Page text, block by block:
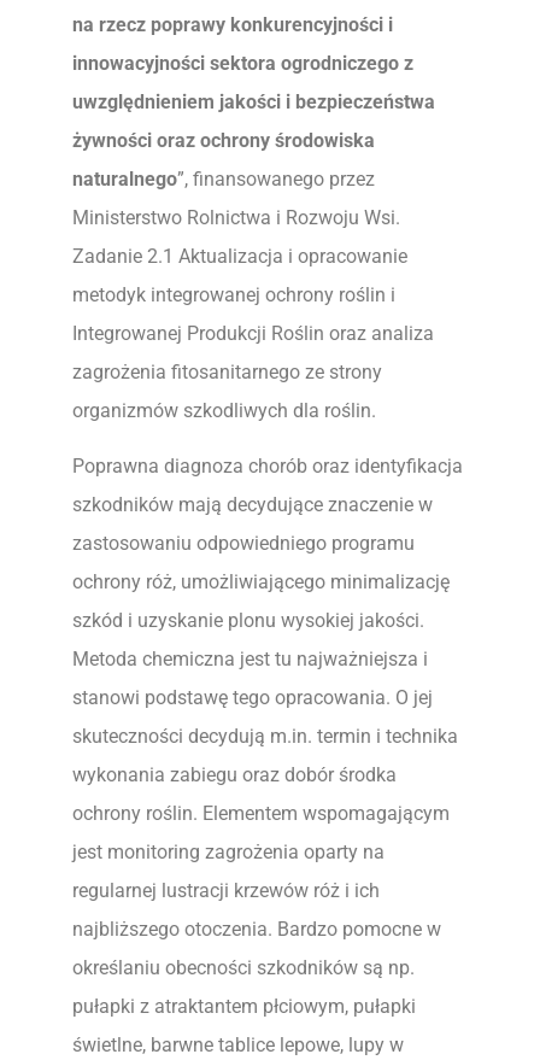
na rzecz poprawy konkurencyjności i
innowacyjności sektora ogrodniczego z
uwzględnieniem jakości i bezpieczeństwa
żywności oraz ochrony środowiska
naturalnego”, finansowanego przez
Ministerstwo Rolnictwa i Rozwoju Wsi.
Zadanie 2.1 Aktualizacja i opracowanie
metodyk integrowanej ochrony roślin i
Integrowanej Produkcji Roślin oraz analiza
zagrożenia fitosanitarnego ze strony
organizmów szkodliwych dla roślin.
Poprawna diagnoza chorób oraz identyfikacja
szkodników mają decydujące znaczenie w
zastosowaniu odpowiedniego programu
ochrony róż, umożliwiającego minimalizację
szkód i uzyskanie plonu wysokiej jakości.
Metoda chemiczna jest tu najważniejsza i
stanowi podstawę tego opracowania. O jej
skuteczności decydują m.in. termin i technika
wykonania zabiegu oraz dobór środka
ochrony roślin. Elementem wspomagającym
jest monitoring zagrożenia oparty na
regularnej lustracji krzewów róż i ich
najbliższego otoczenia. Bardzo pomocne w
określaniu obecności szkodników są np.
pułapki z atraktantem płciowym, pułapki
świetlne, barwne tablice lepowe, lupy w